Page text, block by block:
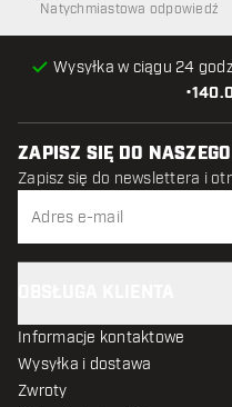
•
Wysyłka w ciągu 24
Natychmiastowa odpowiedź
ZAPISZ SIĘ DO
Zapisz się do newslettera i
Informacje kontaktowe
Wysyłka i dostawa
Zwroty